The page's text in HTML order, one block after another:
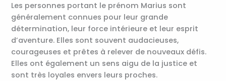
Les personnes portant le prénom Marius sont
généralement connues pour leur grande
détermination, leur force intérieure et leur esprit
d’aventure. Elles sont souvent audacieuses,
courageuses et prêtes à relever de nouveaux défis.
Elles ont également un sens aigu de la justice et
sont très loyales envers leurs proches.